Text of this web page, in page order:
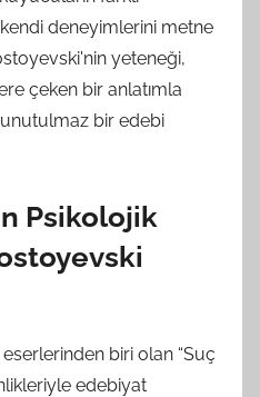
deneyimlerini metne
yeteneği,
çeken bir anlatımla
bir edebi
Psikolojik
biri olan “Suç
edebiyat